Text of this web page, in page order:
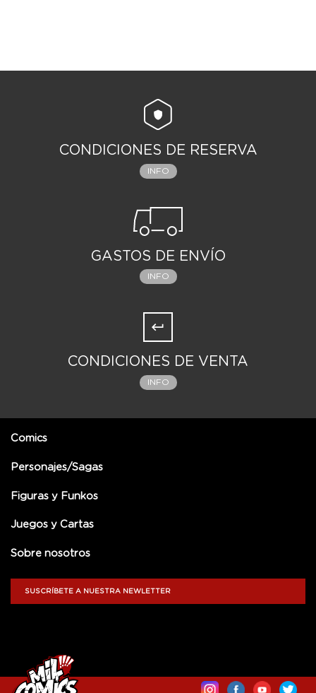
CONDICIONES DE RESERVA
INFO
GASTOS DE ENVÍO
INFO
CONDICIONES DE VENTA
INFO
Comics
Personajes/Sagas
Figuras y Funkos
Juegos y Cartas
Sobre nosotros
SUSCRÍBETE A NUESTRA NEWLETTER